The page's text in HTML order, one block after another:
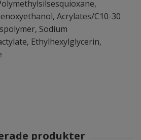
Acrylates/C10-30
Sodium
Ethylhexylglycerin,